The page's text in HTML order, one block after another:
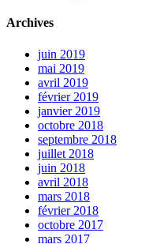
Archives
juin 2019
mai 2019
avril 2019
février 2019
janvier 2019
octobre 2018
septembre 2018
juillet 2018
juin 2018
avril 2018
mars 2018
février 2018
octobre 2017
mars 2017